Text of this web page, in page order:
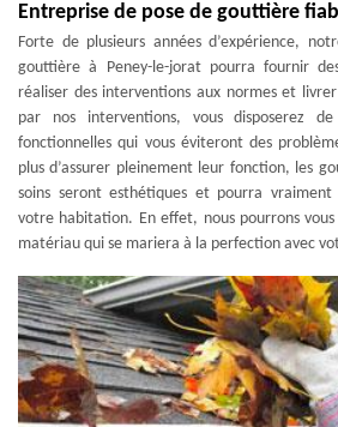
Entreprise de pose de gouttière
Forte de plusieurs années d’expérience,
gouttière à Peney-le-jorat pourra fournir
réaliser des interventions aux normes et
par nos interventions, vous disposerez
fonctionnelles qui vous éviteront des
plus d’assurer pleinement leur fonction, les
soins seront esthétiques et pourra
votre habitation. En effet, nous pourrons
matériau qui se mariera à la perfection avec